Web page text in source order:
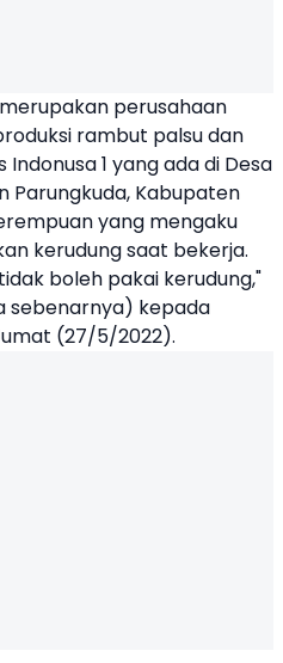
merupakan perusahaan
rambut palsu dan
1 yang ada di Desa
Parungkuda, Kabupaten
yang mengaku
kerudung saat bekerja.
boleh pakai kerudung,"
sebenarnya) kepada
(27/5/2022).